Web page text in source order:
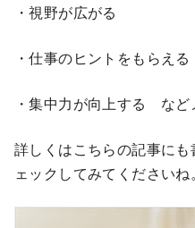
・視野が広がる
・仕事のヒントをもらえる
・集中力が向上する など
詳しくはこちらの記事に
ェックしてみてくださいね。